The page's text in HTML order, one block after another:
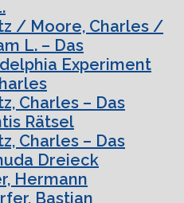
/ Moore, Charles /
L. – Das
Experiment
Charles – Das
Rätsel
Charles – Das
Dreieck
Hermann
Bastian